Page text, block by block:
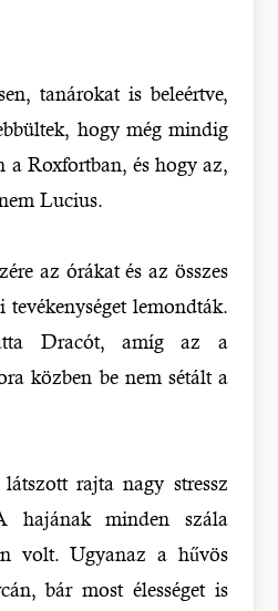
tanárokat is beleértve,
hogy még mindig
a Roxfortban, és hogy az,
Lucius.
az órákat és az összes
lemondták.
Dracót, amíg az a
közben be nem sétált a
rajta nagy stressz
hajának minden szála
volt. Ugyanaz a hűvös
bár most élességet is